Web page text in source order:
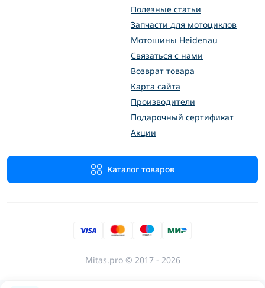
Полезные статьи
Запчасти для мотоциклов
Мотошины Heidenau
Связаться с нами
Возврат товара
Карта сайта
Производители
Подарочный сертификат
Акции
Каталог товаров
Mitas.pro © 2017 - 2026